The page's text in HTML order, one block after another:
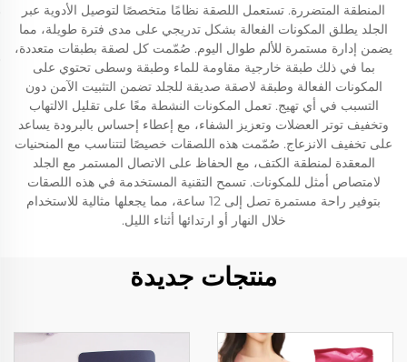
المنطقة المتضررة. تستعمل اللصقة نظامًا متخصصًا لتوصيل الأدوية عبر
الجلد يطلق المكونات الفعالة بشكل تدريجي على مدى فترة طويلة، مما
يضمن إدارة مستمرة للألم طوال اليوم. صُمّمت كل لصقة بطبقات متعددة،
بما في ذلك طبقة خارجية مقاومة للماء وطبقة وسطى تحتوي على
المكونات الفعالة وطبقة لاصقة صديقة للجلد تضمن التثبيت الآمن دون
التسبب في أي تهيج. تعمل المكونات النشطة معًا على تقليل الالتهاب
وتخفيف توتر العضلات وتعزيز الشفاء، مع إعطاء إحساس بالبرودة يساعد
على تخفيف الانزعاج. صُمّمت هذه اللصقات خصيصًا لتتناسب مع المنحنيات
المعقدة لمنطقة الكتف، مع الحفاظ على الاتصال المستمر مع الجلد
لامتصاص أمثل للمكونات. تسمح التقنية المستخدمة في هذه اللصقات
بتوفير راحة مستمرة تصل إلى 12 ساعة، مما يجعلها مثالية للاستخدام
خلال النهار أو ارتدائها أثناء الليل.
منتجات جديدة